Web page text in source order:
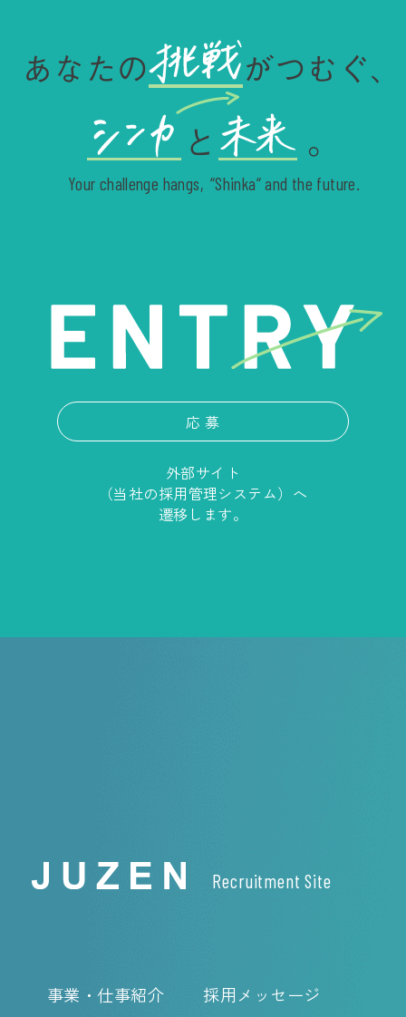
あなたの がつむぐ、
と 。
Your challenge hangs, “Shinka“ and the future.
応 募
外部サイト
（当社の採用管理システム）へ
遷移します。
Recruitment Site
事業・仕事紹介 採用メッセージ